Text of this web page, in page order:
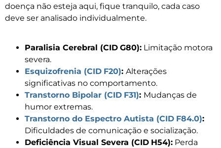
doença não esteja aqui, fique tranquilo, cada caso
deve ser analisado individualmente.
Paralisia Cerebral (CID G80): Limitação motora
severa.
Esquizofrenia (CID F20): Alterações
significativas no comportamento.
Transtorno Bipolar (CID F31): Mudanças de
humor extremas.
Transtorno do Espectro Autista (CID F84.0):
Dificuldades de comunicação e socialização.
Deficiência Visual Severa (CID H54): Perda